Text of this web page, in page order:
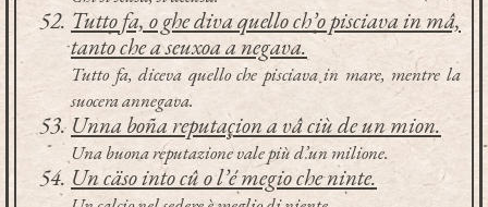
Tutto fa, o ghe diva quello ch’o pisciava in mâ,
tanto che a seuxoa a negava.
Tutto fa, diceva quello che pisciava in mare, mentre la
suocera annegava.
Unna boña reputaçion a vâ ciù de un mion.
Una buona reputazione vale più d’un milione.
Un cäso into cû o l’é megio che ninte.